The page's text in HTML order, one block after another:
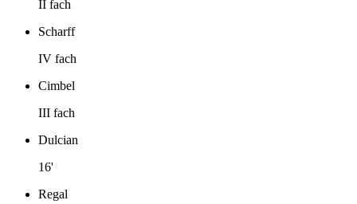
II fach
Scharff
IV fach
Cimbel
III fach
Dulcian
16'
Regal